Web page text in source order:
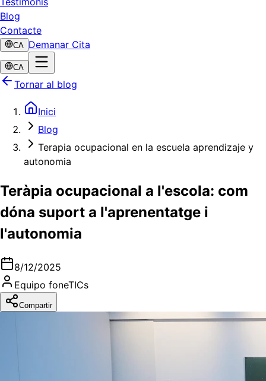
Blog
Contacte
CA Demanar Cita
CA
Tornar al blog
Inici
Blog
Terapia ocupacional en la escuela aprendizaje y
autonomia
Teràpia ocupacional a l'escola: com
dóna suport a l'aprenentatge i
l'autonomia
8/12/2025
Equipo foneTICs
Compartir